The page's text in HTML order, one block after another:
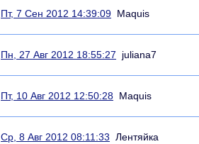
Пт, 7 Сен 2012 14:39:09 Maquis
Пн, 27 Авг 2012 18:55:27 juliana7
Пт, 10 Авг 2012 12:50:28 Maquis
Ср, 8 Авг 2012 08:11:33 Лентяйка